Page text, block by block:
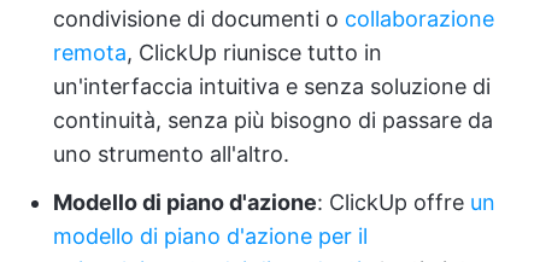
condivisione di documenti o collaborazione
remota, ClickUp riunisce tutto in
un'interfaccia intuitiva e senza soluzione di
continuità, senza più bisogno di passare da
uno strumento all'altro.
Modello di piano d'azione: ClickUp offre un
modello di piano d'azione per il